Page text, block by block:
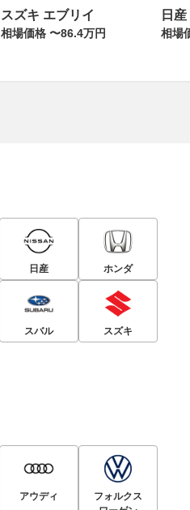
スズキ エブリイ
相場価格 〜86.4万円
日
相場
日産 ホンダ
スバル スズキ
アウディ
フォルクス